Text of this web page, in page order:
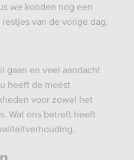
we konden nog een
van de vorige dag.
gaan en veel aandacht
heeft de meest
voor zowel het
Wat ons betreft heeft